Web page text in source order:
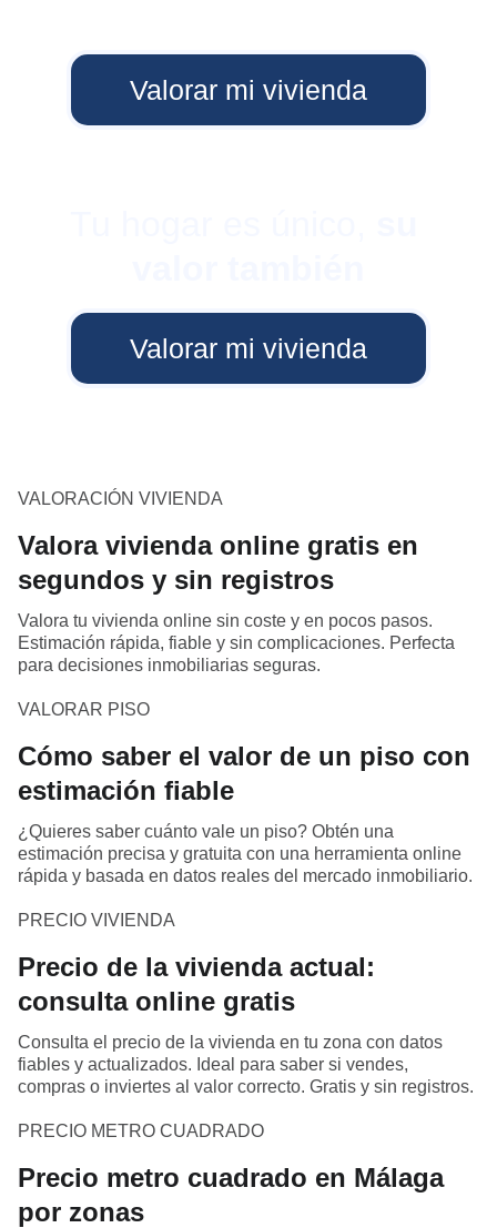
Valorar mi vivienda
Valorar mi vivienda
VALORACIÓN VIVIENDA
Valora vivienda online gratis en
segundos y sin registros
Valora tu vivienda online sin coste y en pocos pasos.
Estimación rápida, fiable y sin complicaciones. Perfecta
para decisiones inmobiliarias seguras.
VALORAR PISO
Cómo saber el valor de un piso con
estimación fiable
¿Quieres saber cuánto vale un piso? Obtén una
estimación precisa y gratuita con una herramienta online
rápida y basada en datos reales del mercado inmobiliario.
PRECIO VIVIENDA
Precio de la vivienda actual:
consulta online gratis
Consulta el precio de la vivienda en tu zona con datos
fiables y actualizados. Ideal para saber si vendes,
compras o inviertes al valor correcto. Gratis y sin registros.
PRECIO METRO CUADRADO
Precio metro cuadrado en Málaga
por zonas